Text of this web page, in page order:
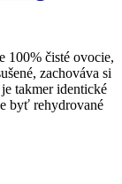
100% čisté ovocie,
zachováva si
takmer identické
byť rehydrované